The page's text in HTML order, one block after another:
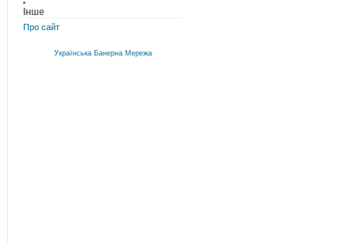
Інше
Про сайт
Українська Банерна Мережа